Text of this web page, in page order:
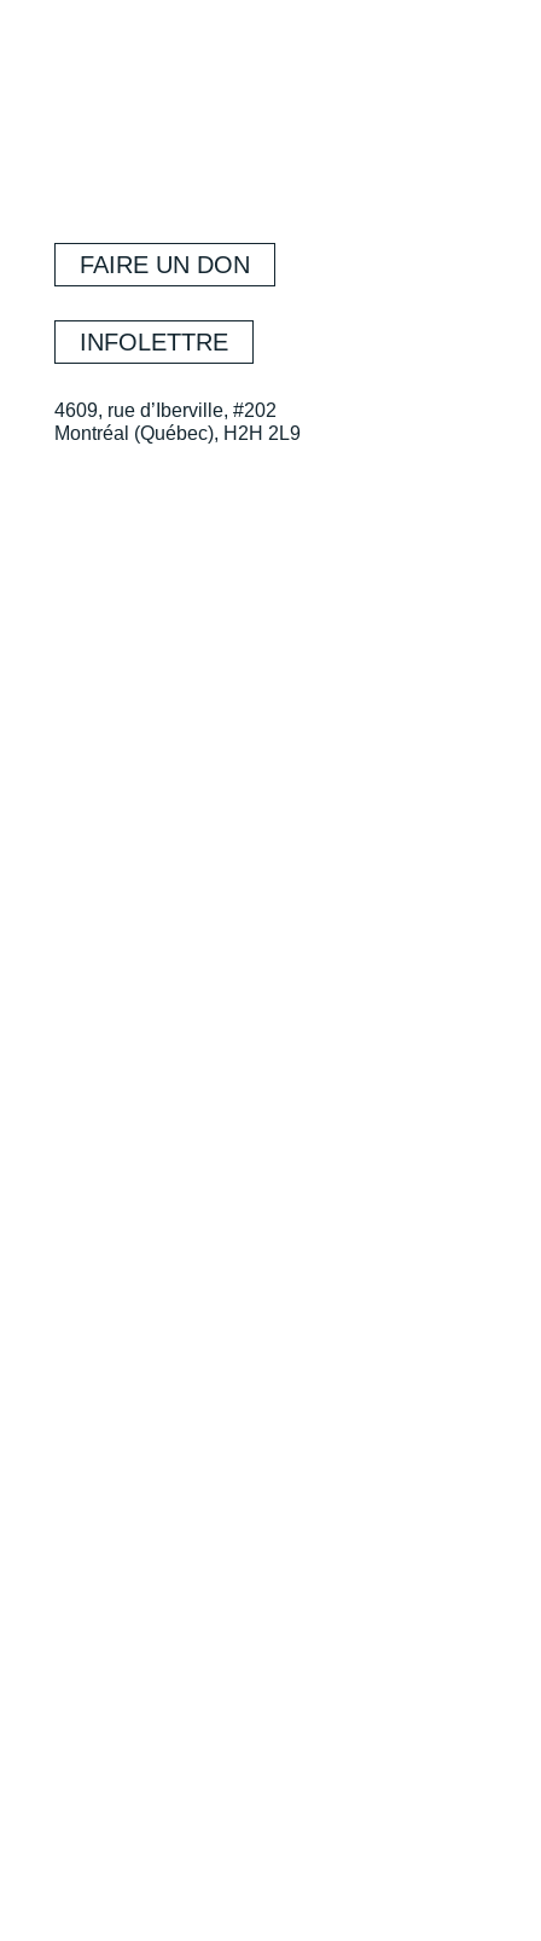
FAIRE UN DON
INFOLETTRE
4609, rue d’Iberville, #202
Montréal (Québec), H2H 2L9